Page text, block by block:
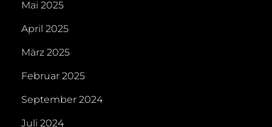
Mai 2025
April 2025
März 2025
Februar 2025
September 2024
Juli 2024